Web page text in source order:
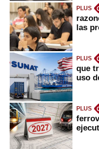
PLUS
las
PLUS
que
uso
PLUS